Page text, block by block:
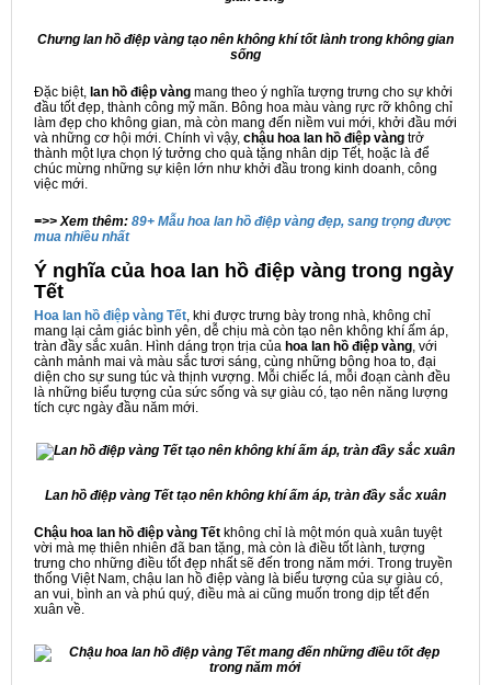
Chưng lan hồ điệp vàng tạo nên không khí tốt lành trong không gian
sống
Đặc biệt, lan hồ điệp vàng mang theo ý nghĩa tượng trưng cho sự khởi
đầu tốt đẹp, thành công mỹ mãn. Bông hoa màu vàng rực rỡ không chỉ
làm đẹp cho không gian, mà còn mang đến niềm vui mới, khởi đầu mới
và những cơ hội mới. Chính vì vậy, chậu hoa lan hồ điệp vàng trở
thành một lựa chọn lý tưởng cho quà tặng nhân dịp Tết, hoặc là để
chúc mừng những sự kiện lớn như khởi đầu trong kinh doanh, công
việc mới.
=>> Xem thêm: 89+ Mẫu hoa lan hồ điệp vàng đẹp, sang trọng được
mua nhiều nhất
Ý nghĩa của hoa lan hồ điệp vàng trong ngày
Tết
Hoa lan hồ điệp vàng Tết, khi được trưng bày trong nhà, không chỉ
mang lại cảm giác bình yên, dễ chịu mà còn tạo nên không khí ấm áp,
tràn đầy sắc xuân. Hình dáng trọn trịa của hoa lan hồ điệp vàng, với
cành mảnh mai và màu sắc tươi sáng, cùng những bông hoa to, đại
diện cho sự sung túc và thịnh vượng. Mỗi chiếc lá, mỗi đoạn cành đều
là những biểu tượng của sức sống và sự giàu có, tạo nên năng lượng
tích cực ngày đầu năm mới.
Lan hồ điệp vàng Tết tạo nên không khí ấm áp, tràn đầy sắc xuân
Chậu hoa lan hồ điệp vàng Tết không chỉ là một món quà xuân tuyệt
vời mà mẹ thiên nhiên đã ban tặng, mà còn là điều tốt lành, tượng
trưng cho những điều tốt đẹp nhất sẽ đến trong năm mới. Trong truyền
thống Việt Nam, chậu lan hồ điệp vàng là biểu tượng của sự giàu có,
an vui, bình an và phú quý, điều mà ai cũng muốn trong dịp tết đến
xuân về.